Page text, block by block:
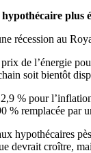
plus
récession au
de l’énergie
soit bientôt
% pour
% remplacée
hypothécaires
devrait croître,